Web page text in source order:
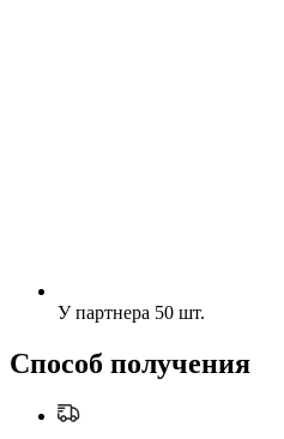
У партнера 50 шт.
Способ получения